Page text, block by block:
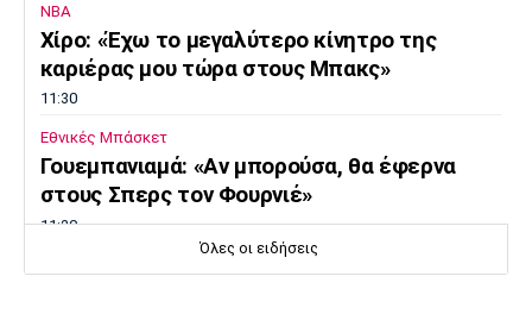
NBA
Χίρο: «Έχω το μεγαλύτερο κίνητρο της
καριέρας μου τώρα στους Μπακς»
11:30
Εθνικές Μπάσκετ
Γουεμπανιαμά: «Αν μπορούσα, θα έφερνα
στους Σπερς τον Φουρνιέ»
11:20
Όλες οι ειδήσεις